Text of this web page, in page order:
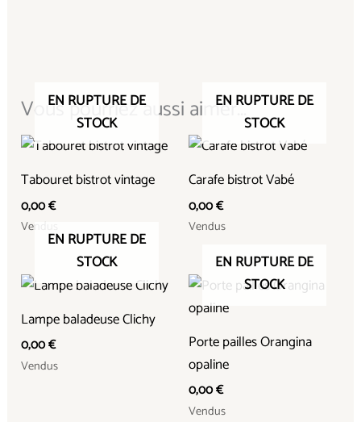
Vous pourriez aussi aimer...
EN RUPTURE DE
STOCK
Tabouret bistrot vintage
0,00€
Vendus
EN RUPTURE DE
STOCK
Carafe bistrot Vabé
0,00€
Vendus
EN RUPTURE DE
STOCK
Lampe baladeuse Clichy
0,00€
Vendus
EN RUPTURE DE
STOCK
Porte pailles Orangina
opaline
0,00€
Vendus